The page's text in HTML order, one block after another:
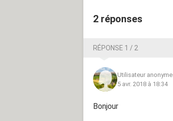
2 réponses
RÉPONSE 1 / 2
Utilisateur anonyme
5 avr. 2018 à 18:34
Bonjour